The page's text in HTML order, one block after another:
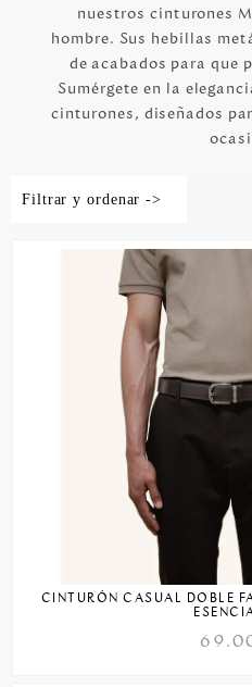
Venezuela
nuestros cinturones
hombre. Sus hebillas
de acabados para que
Sumérgete en la
cinturones, diseñados
Filtrar y ordenar ->
CINTURÓN CASUAL DOBLE